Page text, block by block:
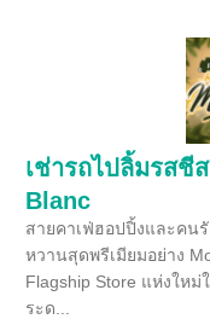
เช่ารถไปลิ้มรสชี
Blanc
สายคาเฟ่ฮอปปิ้งและคน
หวานสุดพรีเมียมอย่าง
Flagship Store แห่งให
ระด...